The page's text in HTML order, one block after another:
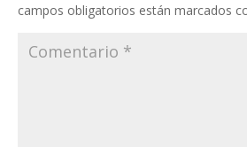
campos obligatorios están marcados